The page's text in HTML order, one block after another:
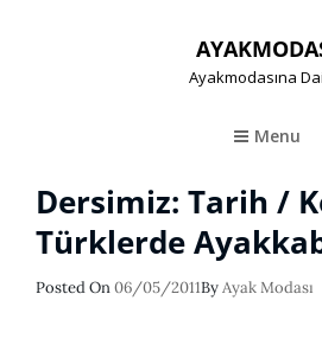
Ayakmodasına
Menu
Dersimiz: Tarih /
Türklerde
Posted OnPosted
06/05/2011ByAyak Modası